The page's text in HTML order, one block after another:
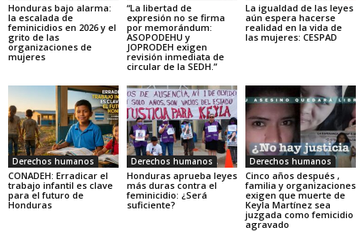
Honduras bajo alarma:
la escalada de
feminicidios en 2026 y el
grito de las
organizaciones de
mujeres
“La libertad de
expresión no se firma
por memorándum:
ASOPODEHU y
JOPRODEH exigen
revisión inmediata de
circular de la SEDH.”
La igualdad de las leyes
aún espera hacerse
realidad en la vida de
las mujeres: CESPAD
Derechos humanos
CONADEH: Erradicar el
trabajo infantil es clave
para el futuro de
Honduras
Derechos humanos
Honduras aprueba leyes
más duras contra el
feminicidio: ¿Será
suficiente?
Derechos humanos
Cinco años después ,
familia y organizaciones
exigen que muerte de
Keyla Martínez sea
juzgada como femicidio
agravado